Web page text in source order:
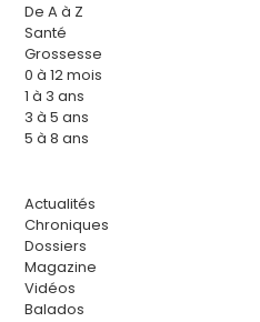
De A à Z
Santé
Grossesse
0 à 12 mois
1 à 3 ans
3 à 5 ans
5 à 8 ans
Actualités
Chroniques
Dossiers
Magazine
Vidéos
Balados